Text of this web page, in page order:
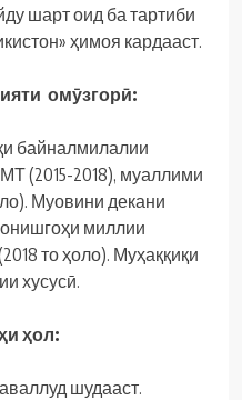
шарт оид ба тартиби
ҳимоя кардааст.
омӯзгорӣ:
байналмилалии
(2015-2018), муаллими
Муовини декани
миллии
то ҳоло). Муҳаққиқи
хусусӣ.
ҳол:
шудааст.